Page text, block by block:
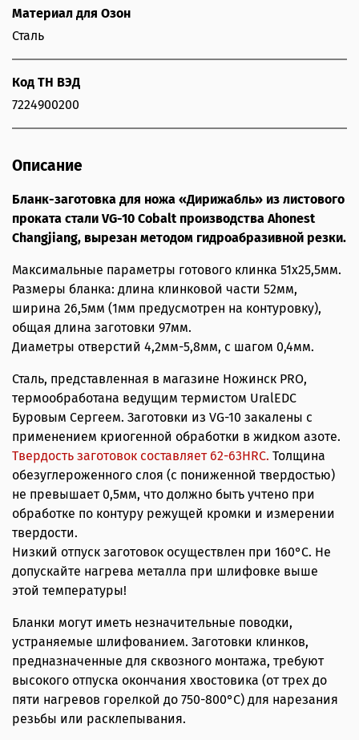
Материал для Озон
Сталь
Код ТН ВЭД
7224900200
Описание
Бланк-заготовка для ножа «Дирижабль» из листового
проката стали VG-10 Cobalt производства Ahonest
Changjiang, вырезан методом гидроабразивной резки.
Максимальные параметры готового клинка 51х25,5мм.
Размеры бланка: длина клинковой части 52мм,
ширина 26,5мм (1мм предусмотрен на контуровку),
общая длина заготовки 97мм.
Диаметры отверстий 4,2мм-5,8мм, с шагом 0,4мм.
Сталь, представленная в магазине Ножинск PRO,
термообработана ведущим термистом UralEDC
Буровым Сергеем. Заготовки из VG-10 закалены с
применением криогенной обработки в жидком азоте.
Твердость заготовок составляет 62-63HRС. Толщина
обезуглероженного слоя (с пониженной твердостью)
не превышает 0,5мм, что должно быть учтено при
обработке по контуру режущей кромки и измерении
твердости.
Низкий отпуск заготовок осуществлен при 160°С. Не
допускайте нагрева металла при шлифовке выше
этой температуры!
Бланки могут иметь незначительные поводки,
устраняемые шлифованием. Заготовки клинков,
предназначенные для сквозного монтажа, требуют
высокого отпуска окончания хвостовика (от трех до
пяти нагревов горелкой до 750-800°С) для нарезания
резьбы или расклепывания.